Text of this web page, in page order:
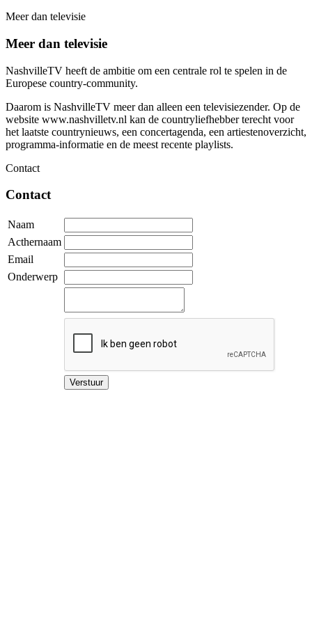
Meer dan televisie
Meer dan televisie
NashvilleTV heeft de ambitie om een centrale rol te spelen in de
Europese country-community.
Daarom is NashvilleTV meer dan alleen een televisiezender. Op de
website www.nashvilletv.nl kan de countryliefhebber terecht voor
het laatste countrynieuws, een concertagenda, een artiestenoverzicht,
programma-informatie en de meest recente playlists.
Contact
Contact
Naam
Acthernaam
Email
Onderwerp